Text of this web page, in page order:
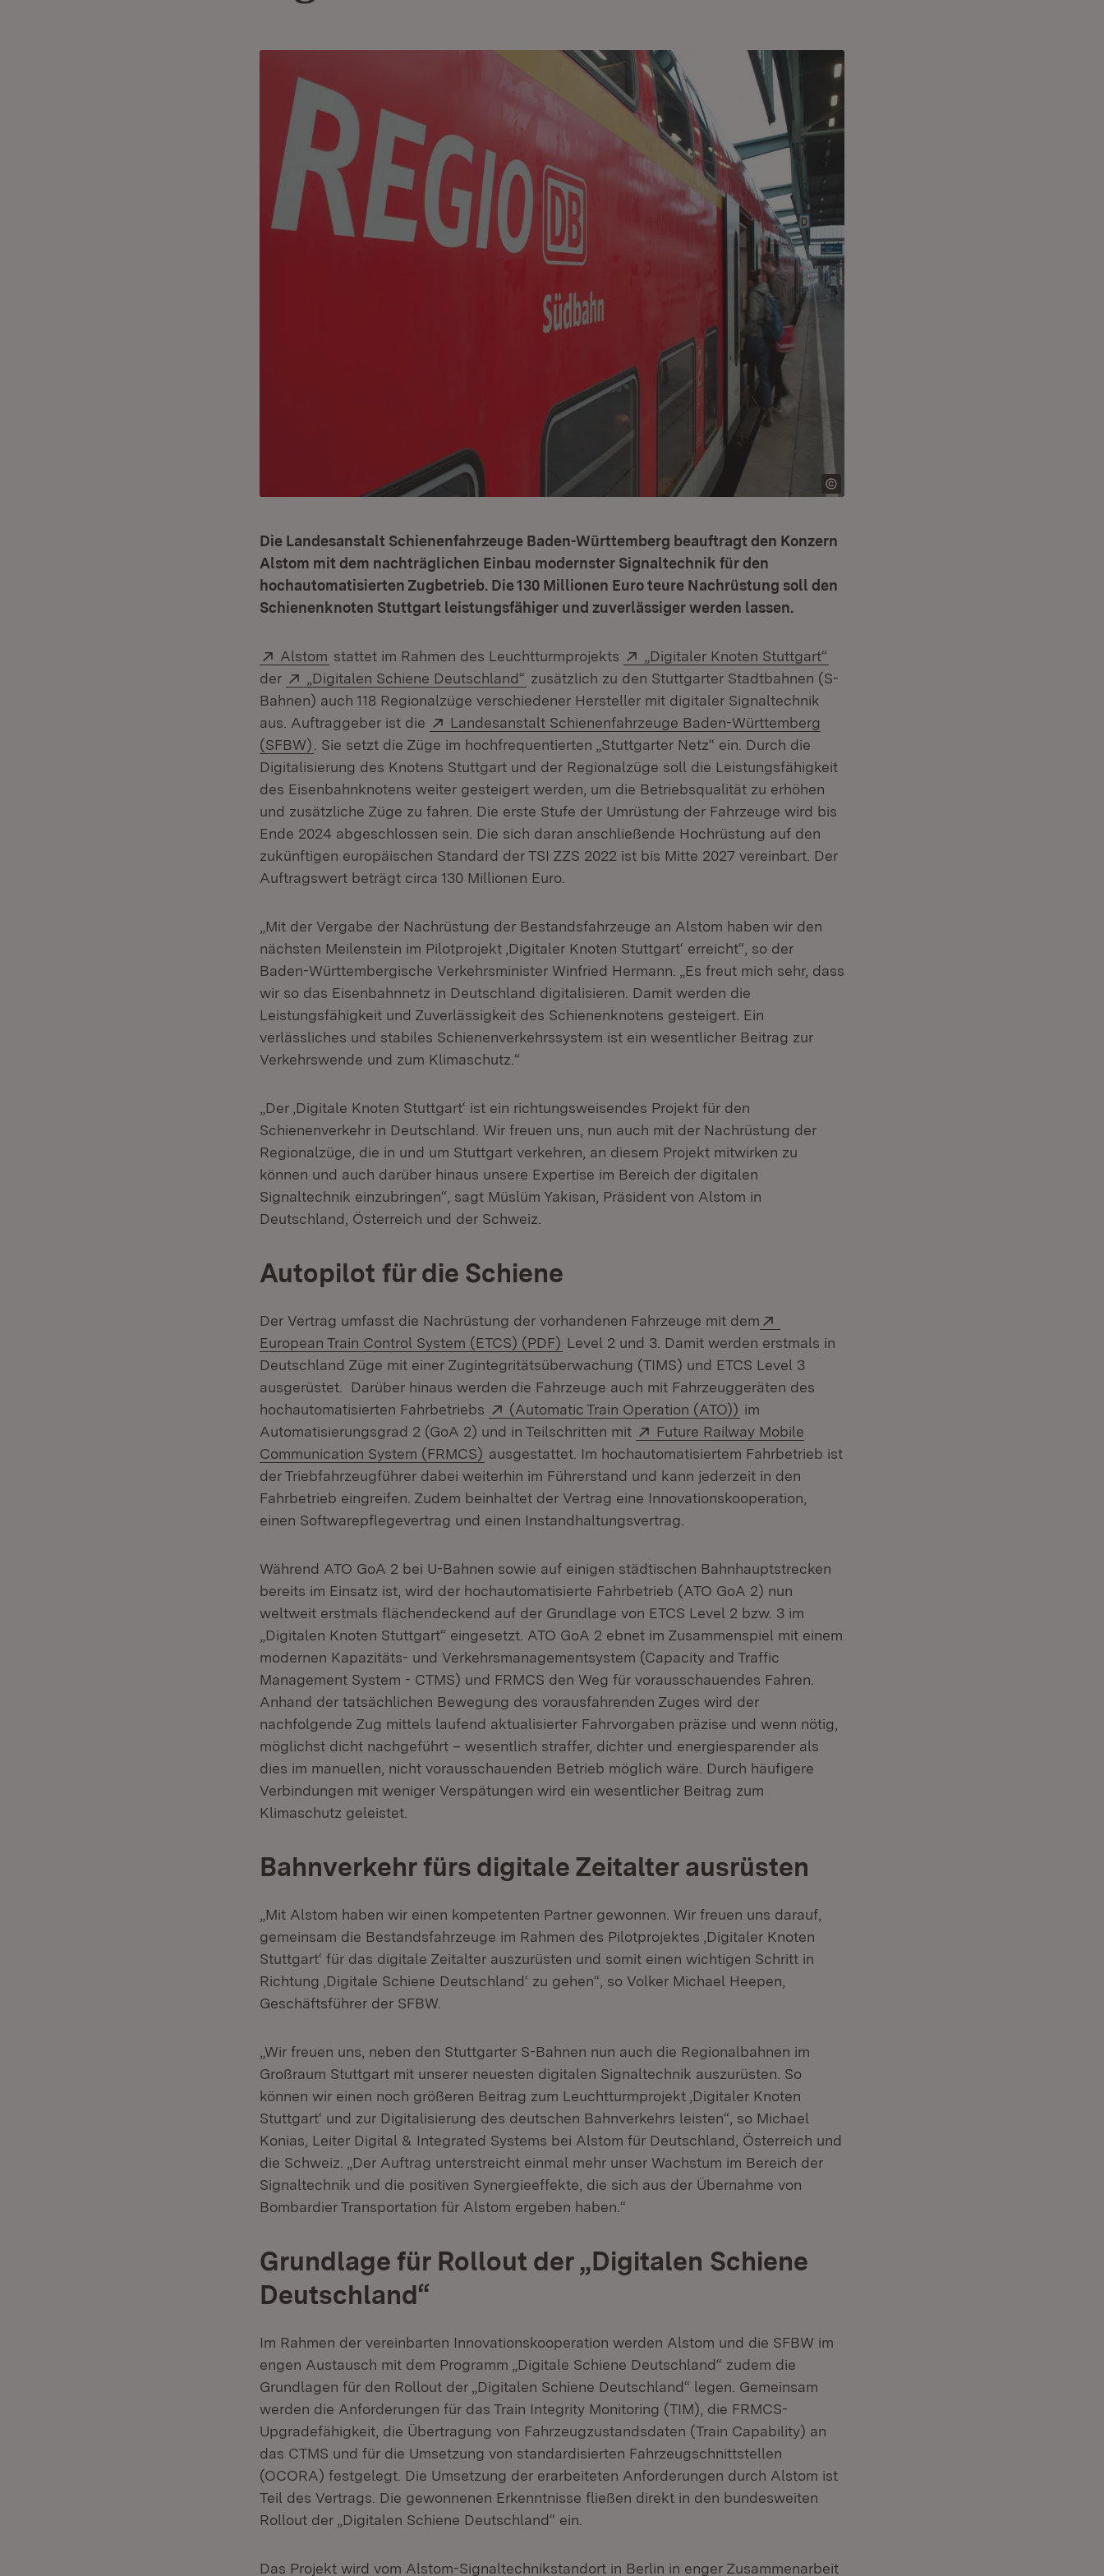
Die Landesanstalt Schienenfahrzeuge Baden-Württemberg beauftragt den Konzern
Alstom mit dem nachträglichen Einbau modernster Signaltechnik für den
hochautomatisierten Zugbetrieb. Die 130 Millionen Euro teure Nachrüstung soll den
Schienenknoten Stuttgart leistungsfähiger und zuverlässiger werden lassen.
Extern:
Alstom (Öffnet in neuem Fenster)
stattet im Rahmen des Leuchtturmprojekts Extern:
„Digitaler Knoten Stuttgart“
der
Extern:
„Digitalen Schiene Deutschland“ (Öffnet in neuem Fenster)
zusätzlich zu den Stuttgarter Stadtbahnen (S-
Bahnen) auch 118 Regionalzüge verschiedener Hersteller mit digitaler Signaltechnik
aus. Auftraggeber ist die
Extern:
Landesanstalt Schienenfahrzeuge Baden-Württemberg
(SFBW) (Öffnet in neuem Fenster)
. Sie setzt die Züge im hochfrequentierten „Stuttgarter Netz“ ein. Durch die
Digitalisierung des Knotens Stuttgart und der Regionalzüge soll die Leistungsfähigkeit
des Eisenbahnknotens weiter gesteigert werden, um die Betriebsqualität zu erhöhen
und zusätzliche Züge zu fahren. Die erste Stufe der Umrüstung der Fahrzeuge wird bis
Ende 2024 abgeschlossen sein. Die sich daran anschließende Hochrüstung auf den
zukünftigen europäischen Standard der TSI ZZS 2022 ist bis Mitte 2027 vereinbart. Der
Auftragswert beträgt circa 130 Millionen Euro.
„Mit der Vergabe der Nachrüstung der Bestandsfahrzeuge an Alstom haben wir den
nächsten Meilenstein im Pilotprojekt ‚Digitaler Knoten Stuttgart‘ erreicht“, so der
Baden-Württembergische Verkehrsminister Winfried Hermann. „Es freut mich sehr, dass
wir so das Eisenbahnnetz in Deutschland digitalisieren. Damit werden die
Leistungsfähigkeit und Zuverlässigkeit des Schienenknotens gesteigert. Ein
verlässliches und stabiles Schienenverkehrssystem ist ein wesentlicher Beitrag zur
Verkehrswende und zum Klimaschutz.“
„Der ‚Digitale Knoten Stuttgart‘ ist ein richtungsweisendes Projekt für den
Schienenverkehr in Deutschland. Wir freuen uns, nun auch mit der Nachrüstung der
Regionalzüge, die in und um Stuttgart verkehren, an diesem Projekt mitwirken zu
können und auch darüber hinaus unsere Expertise im Bereich der digitalen
Signaltechnik einzubringen“, sagt Müslüm Yakisan, Präsident von Alstom in
Deutschland, Österreich und der Schweiz.
Autopilot für die Schiene
Der Vertrag umfasst die Nachrüstung der vorhandenen Fahrzeuge mit dem
European Train Control System (ETCS) (PDF) (Öffnet in neuem Fenster)
Level 2 und 3. Damit werden erstmals in
Deutschland Züge mit einer Zugintegritätsüberwachung (TIMS) und ETCS Level 3
ausgerüstet. Darüber hinaus werden die Fahrzeuge auch mit Fahrzeuggeräten des
hochautomatisierten Fahrbetriebs
Extern:
(Automatic Train Operation (ATO)) (Öffnet in neuem Fenster)
im
Automatisierungsgrad 2 (GoA 2) und in Teilschritten mit
Extern:
Future Railway Mobile
Communication System (FRMCS) (Öffnet in neuem Fenster)
ausgestattet. Im hochautomatisiertem Fahrbetrieb ist
der Triebfahrzeugführer dabei weiterhin im Führerstand und kann jederzeit in den
Fahrbetrieb eingreifen. Zudem beinhaltet der Vertrag eine Innovationskooperation,
einen Softwarepflegevertrag und einen Instandhaltungsvertrag.
Während ATO GoA 2 bei U-Bahnen sowie auf einigen städtischen Bahnhauptstrecken
bereits im Einsatz ist, wird der hochautomatisierte Fahrbetrieb (ATO GoA 2) nun
weltweit erstmals flächendeckend auf der Grundlage von ETCS Level 2 bzw. 3 im
„Digitalen Knoten Stuttgart“ eingesetzt. ATO GoA 2 ebnet im Zusammenspiel mit einem
modernen Kapazitäts- und Verkehrsmanagementsystem (Capacity and Traffic
Management System - CTMS) und FRMCS den Weg für vorausschauendes Fahren.
Anhand der tatsächlichen Bewegung des vorausfahrenden Zuges wird der
nachfolgende Zug mittels laufend aktualisierter Fahrvorgaben präzise und wenn nötig,
möglichst dicht nachgeführt – wesentlich straffer, dichter und energiesparender als
dies im manuellen, nicht vorausschauenden Betrieb möglich wäre. Durch häufigere
Verbindungen mit weniger Verspätungen wird ein wesentlicher Beitrag zum
Klimaschutz geleistet.
Bahnverkehr fürs digitale Zeitalter ausrüsten
„Mit Alstom haben wir einen kompetenten Partner gewonnen. Wir freuen uns darauf,
gemeinsam die Bestandsfahrzeuge im Rahmen des Pilotprojektes ‚Digitaler Knoten
Stuttgart‘ für das digitale Zeitalter auszurüsten und somit einen wichtigen Schritt in
Richtung ‚Digitale Schiene Deutschland‘ zu gehen“, so Volker Michael Heepen,
Geschäftsführer der SFBW.
„Wir freuen uns, neben den Stuttgarter S-Bahnen nun auch die Regionalbahnen im
Großraum Stuttgart mit unserer neuesten digitalen Signaltechnik auszurüsten. So
können wir einen noch größeren Beitrag zum Leuchtturmprojekt ‚Digitaler Knoten
Stuttgart‘ und zur Digitalisierung des deutschen Bahnverkehrs leisten“, so Michael
Konias, Leiter Digital & Integrated Systems bei Alstom für Deutschland, Österreich und
die Schweiz. „Der Auftrag unterstreicht einmal mehr unser Wachstum im Bereich der
Signaltechnik und die positiven Synergieeffekte, die sich aus der Übernahme von
Bombardier Transportation für Alstom ergeben haben.“
Grundlage für Rollout der „Digitalen Schiene
Deutschland“
Im Rahmen der vereinbarten Innovationskooperation werden Alstom und die SFBW im
engen Austausch mit dem Programm „Digitale Schiene Deutschland“ zudem die
Grundlagen für den Rollout der „Digitalen Schiene Deutschland“ legen. Gemeinsam
werden die Anforderungen für das Train Integrity Monitoring (TIM), die FRMCS-
Upgradefähigkeit, die Übertragung von Fahrzeugzustandsdaten (Train Capability) an
das CTMS und für die Umsetzung von standardisierten Fahrzeugschnittstellen
(OCORA) festgelegt. Die Umsetzung der erarbeiteten Anforderungen durch Alstom ist
Teil des Vertrags. Die gewonnenen Erkenntnisse fließen direkt in den bundesweiten
Rollout der „Digitalen Schiene Deutschland“ ein.
Das Projekt wird vom Alstom-Signaltechnikstandort in Berlin in enger Zusammenarbeit